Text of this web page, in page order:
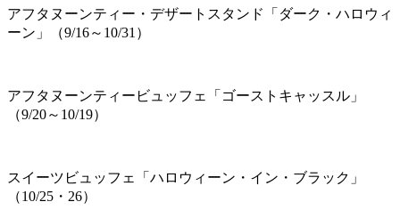
アフタヌーンティー・デザートスタンド「ダーク・ハロウィ
ーン」（9/16～10/31）
アフタヌーンティービュッフェ「ゴーストキャッスル」
（9/20～10/19）
スイーツビュッフェ「ハロウィーン・イン・ブラック」
（10/25・26）